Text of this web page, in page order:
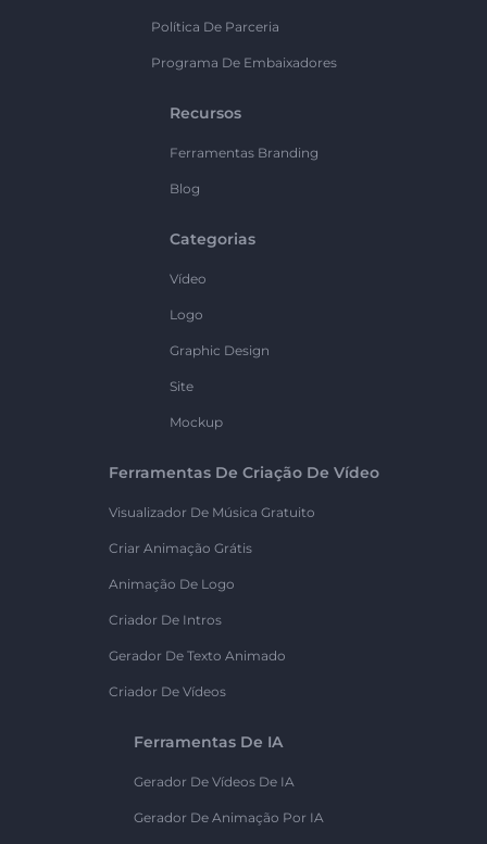
Política De Parceria
Programa De Embaixadores
Recursos
Ferramentas Branding
Blog
Categorias
Vídeo
Logo
Graphic Design
Site
Mockup
Ferramentas De Criação De Vídeo
Visualizador De Música Gratuito
Criar Animação Grátis
Animação De Logo
Criador De Intros
Gerador De Texto Animado
Criador De Vídeos
Ferramentas De IA
Gerador De Vídeos De IA
Gerador De Animação Por IA